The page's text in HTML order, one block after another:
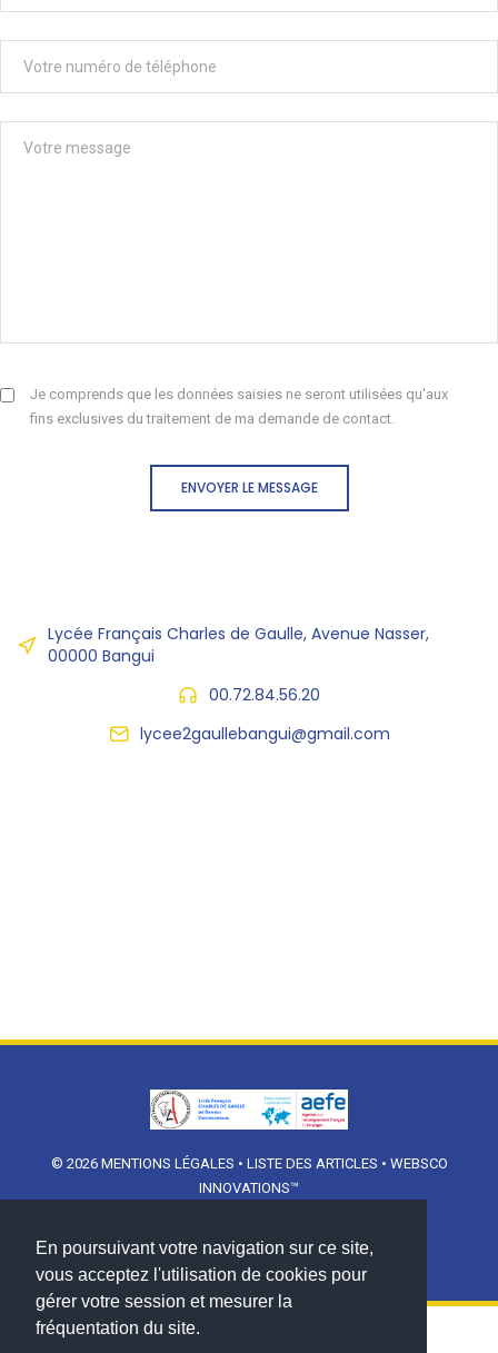
En poursuivant votre navigation sur ce site,
vous acceptez l'utilisation de cookies pour
gérer votre session et mesurer la
fréquentation du site.
Je comprends que les données saisies ne seront utilisées qu'aux
fins exclusives du traitement de ma demande de contact.
ENVOYER LE MESSAGE
Lycée Français Charles de Gaulle, Avenue Nasser,
00000 Bangui
00.72.84.56.20
lycee2gaullebangui@gmail.com
© 2026 MENTIONS LÉGALES • LISTE DES ARTICLES • WEBSCO
INNOVATIONS™